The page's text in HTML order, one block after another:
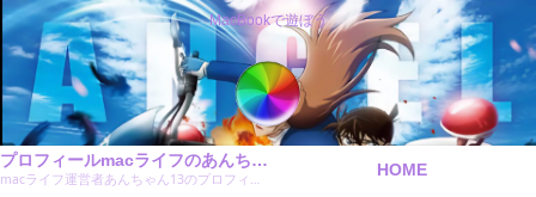
MacBookで遊ぼう
プロフィールmacライフのあんちゃん13のMacBookで遊ぼう
macライフ運営者あんちゃん13のプロフィールです。 HOME